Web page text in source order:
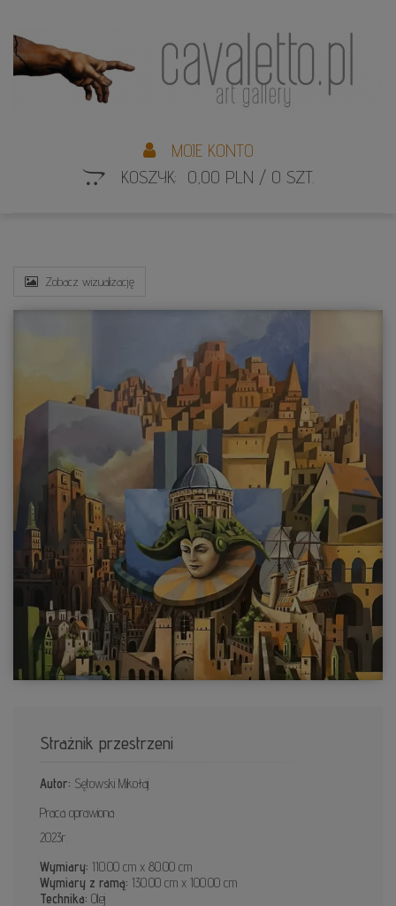
MOJE KONTO
KOSZYK: 0,00 PLN / 0 SZT.
Zobacz wizualizację
Strażnik przestrzeni
Autor: Sętowski Mikołaj
Praca oprawiona
2023r.
Wymiary: 110.00 cm x 80.00 cm
Wymiary z ramą: 130.00 cm x 100.00 cm
Technika: Olej